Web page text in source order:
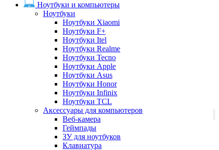
Ноутбуки и компьютеры
Ноутбуки
Ноутбуки Xiaomi
Ноутбуки F+
Ноутбуки Itel
Ноутбуки Realme
Ноутбуки Tecno
Ноутбуки Apple
Ноутбуки Asus
Ноутбуки Honor
Ноутбуки Infinix
Ноутбуки TCL
Аксессуары для компьютеров
Веб-камера
Геймпады
ЗУ для ноутбуков
Клавиатура